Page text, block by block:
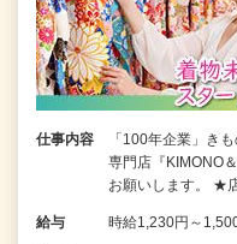
仕事内容
「100年企業」き
専門店『KIMONO
お願いします。 ★
給与 時給1,230円～